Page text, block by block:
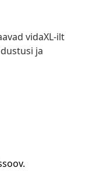
vidaXL-ilt
ja